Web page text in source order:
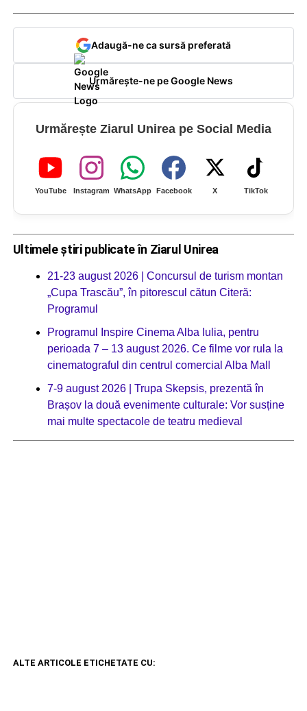
Adaugă-ne ca sursă preferată
Urmărește-ne pe Google News
Urmărește Ziarul Unirea pe Social Media
YouTube Instagram WhatsApp Facebook X TikTok
Ultimele știri publicate în Ziarul Unirea
21-23 august 2026 | Concursul de turism montan
„Cupa Trascău”, în pitorescul cătun Citeră:
Programul
Programul Inspire Cinema Alba Iulia, pentru
perioada 7 – 13 august 2026. Ce filme vor rula la
cinematograful din centrul comercial Alba Mall
7-9 august 2026 | Trupa Skepsis, prezentă în
Brașov la două evenimente culturale: Vor susține
mai multe spectacole de teatru medieval
ALTE ARTICOLE ETICHETATE CU: